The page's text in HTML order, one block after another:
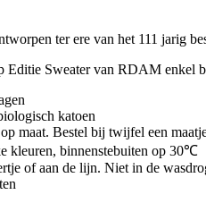
ter ere van het 111 jarig
Editie Sweater van RDAM enkel
katoen
maat. Bestel bij twijfel een
kleuren, binnenstebuiten op 30℃
of aan de lijn. Niet in de